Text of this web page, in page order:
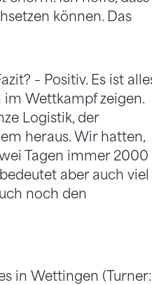
können. Das
– Positiv. Es ist
Wettkampf zeigen.
Logistik, der
heraus. Wir hatten,
Tagen immer 2000
aber auch viel
noch den
in Wettingen (Turner: